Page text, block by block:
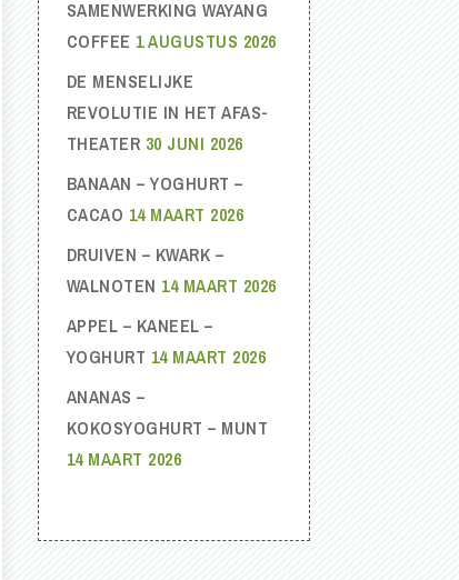
SAMENWERKING WAYANG
COFFEE 1 AUGUSTUS 2026
DE MENSELIJKE
REVOLUTIE IN HET AFAS-
THEATER 30 JUNI 2026
BANAAN – YOGHURT –
CACAO 14 MAART 2026
DRUIVEN – KWARK –
WALNOTEN 14 MAART 2026
APPEL – KANEEL –
YOGHURT 14 MAART 2026
ANANAS –
KOKOSYOGHURT – MUNT
14 MAART 2026